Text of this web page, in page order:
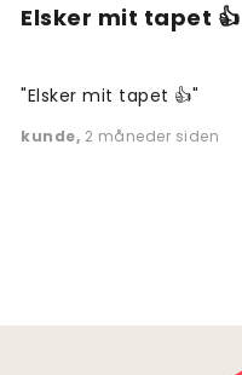
Elsker mit tapet 👍
"Elsker mit tapet 👍"
kunde, 2 måneder siden